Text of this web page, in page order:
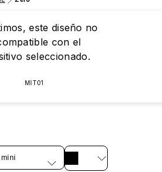
este diseño no
con el
seleccionado.
MIT01